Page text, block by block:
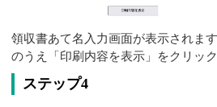
領収書あて名入力画面が表示されま
のうえ「印刷内容を表示」をクリック
ステップ4